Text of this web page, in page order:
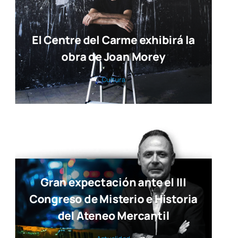
El pul­so de la ciu­dad en nues­tra revis­ta